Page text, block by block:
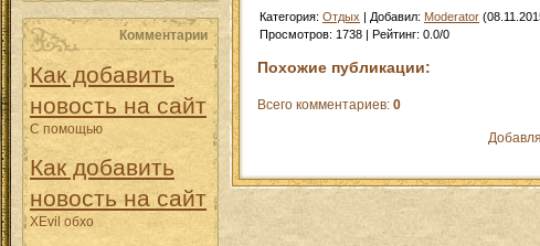
Комментарии
Как добавить
новость на сайт
С помощью
Как добавить
новость на сайт
XEvil обхо
Категория: Отдых | Добавил: Moderator
Просмотров: 1738 | Рейтинг: 0.0/0
Похожие публикации:
Всего комментариев: 0